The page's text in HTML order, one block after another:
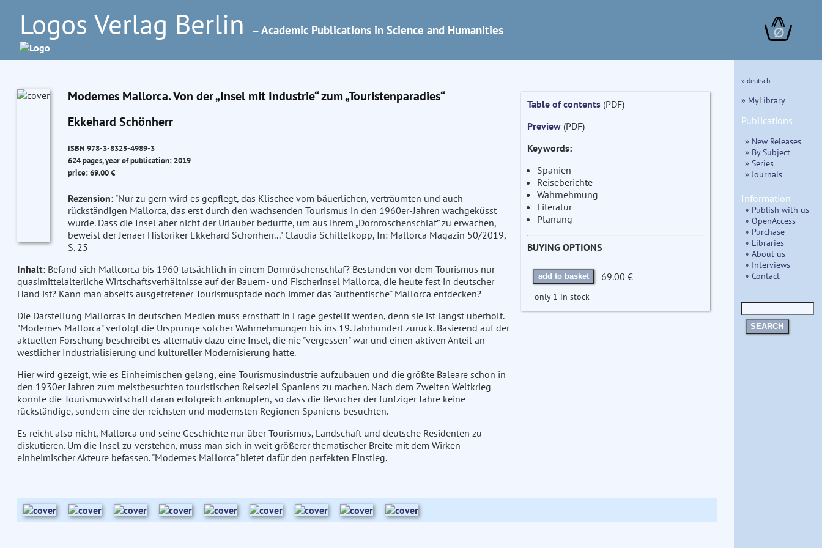
Logos Verlag Berlin – Academic Publications in Science and Humanities ∅
Modernes Mallorca. Von der „Insel mit Industrie“ zum „Touristenparadies“
Ekkehard Schönherr
ISBN 978-3-8325-4989-3
624 pages, year of publication: 2019
price: 69.00 €
Rezension:"Nur zu gern wird es gepflegt, das Klischee vom bäuerlichen, verträumten und auch
rückständigen Mallorca, das erst durch den wachsenden Tourismus in den 1960er-Jahren wachgeküsst
wurde. Dass die Insel aber nicht der Urlauber bedurfte, um aus ihrem „Dornröschenschlaf” zu erwachen,
beweist der Jenaer Historiker Ekkehard Schönherr..." Claudia Schittelkopp, In: Mallorca Magazin 50/2019,
S. 25
Inhalt:Befand sich Mallcorca bis 1960 tatsächlich in einem Dornröschenschlaf? Bestanden vor dem Tourismus nur
quasimittelalterliche Wirtschaftsverhältnisse auf der Bauern- und Fischerinsel Mallorca, die heute fest in deutscher
Hand ist? Kann man abseits ausgetretener Tourismuspfade noch immer das "authentische" Mallorca entdecken?
Die Darstellung Mallorcas in deutschen Medien muss ernsthaft in Frage gestellt werden, denn sie ist längst überholt.
"Modernes Mallorca" verfolgt die Ursprünge solcher Wahrnehmungen bis ins 19. Jahrhundert zurück. Basierend auf der
aktuellen Forschung beschreibt es alternativ dazu eine Insel, die nie "vergessen" war und einen aktiven Anteil an
westlicher Industrialisierung und kultureller Modernisierung hatte.
Hier wird gezeigt, wie es Einheimischen gelang, eine Tourismusindustrie aufzubauen und die größte Baleare schon in
den 1930er Jahren zum meistbesuchten touristischen Reiseziel Spaniens zu machen. Nach dem Zweiten Weltkrieg
konnte die Tourismuswirtschaft daran erfolgreich anknüpfen, so dass die Besucher der fünfziger Jahre keine
rückständige, sondern eine der reichsten und modernsten Regionen Spaniens besuchten.
Es reicht also nicht, Mallorca und seine Geschichte nur über Tourismus, Landschaft und deutsche Residenten zu
diskutieren. Um die Insel zu verstehen, muss man sich in weit größerer thematischer Breite mit dem Wirken
einheimischer Akteure befassen. "Modernes Mallorca" bietet dafür den perfekten Einstieg.
Table of contents(PDF)
Preview(PDF)
Keywords:
Spanien
Reiseberichte
Wahrnehmung
Literatur
Planung
BUYING OPTIONS
add to basket 69.00 €
only 1 in stock
» deutsch
» MyLibrary
Publications
» New Releases
» By Subject
» Series
» Journals
Information
» Publish with us
» OpenAccess
» Purchase
» Libraries
» About us
» Interviews
» Contact
SEARCH